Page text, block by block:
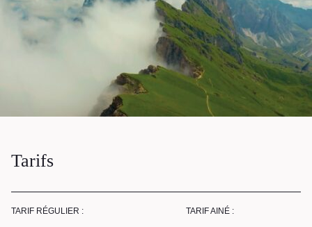
Tarifs
TARIF RÉGULIER : TARIF AINÉ :